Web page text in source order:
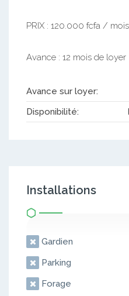
PRIX : 120.000 fcfa / mois
Avance : 12 mois de loyer
Avance sur loyer:
Disponibilité:
Installations
Gardien
Parking
Forage